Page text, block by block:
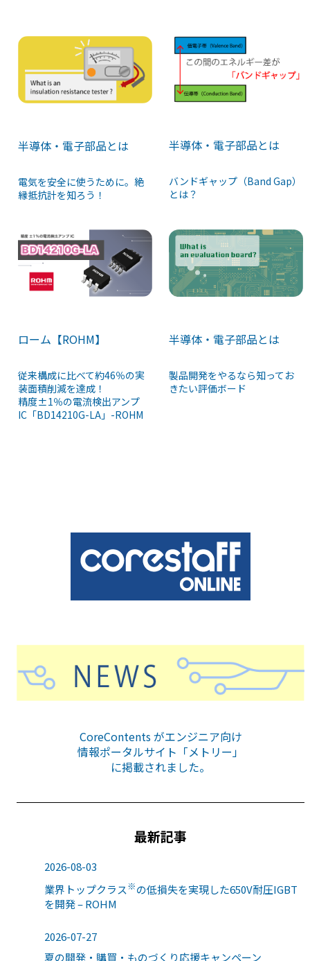
半導体・電子部品とは
電気を安全に使うために。絶
縁抵抗計を知ろう！
半導体・電子部品とは
バンドギャップ（Band Gap）
とは？
ローム【ROHM】
従来構成に比べて約46％の実
装面積削減を達成！
精度±1％の電流検出アンプ
IC「BD14210G-LA」-ROHM
半導体・電子部品とは
製品開発をやるなら知ってお
きたい評価ボード
CoreContents がエンジニア向け
情報ポータルサイト「メトリー」
に掲載されました。
最新記事
2026-08-03
業界トップクラス※の低損失を実現した650V耐圧IGBT
を開発 – ROHM
2026-07-27
夏の開発・購買・ものづくり応援キャンペーン